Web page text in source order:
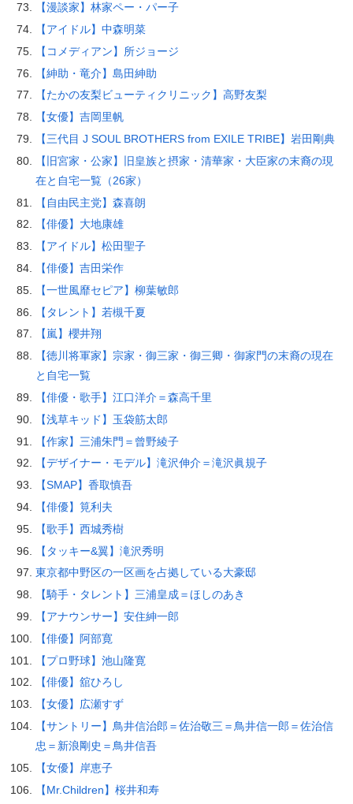
【漫談家】林家ペー・パー子
【アイドル】中森明菜
【コメディアン】所ジョージ
【紳助・竜介】島田紳助
【たかの友梨ビューティクリニック】高野友梨
【女優】吉岡里帆
【三代目 J SOUL BROTHERS from EXILE TRIBE】岩田剛典
【旧宮家・公家】旧皇族と摂家・清華家・大臣家の末裔の現
在と自宅一覧（26家）
【自由民主党】森喜朗
【俳優】大地康雄
【アイドル】松田聖子
【俳優】吉田栄作
【一世風靡セピア】柳葉敏郎
【タレント】若槻千夏
【嵐】櫻井翔
【徳川将軍家】宗家・御三家・御三卿・御家門の末裔の現在
と自宅一覧
【俳優・歌手】江口洋介＝森高千里
【浅草キッド】玉袋筋太郎
【作家】三浦朱門＝曾野綾子
【デザイナー・モデル】滝沢伸介＝滝沢眞規子
【SMAP】香取慎吾
【俳優】筧利夫
【歌手】西城秀樹
【タッキー&翼】滝沢秀明
東京都中野区の一区画を占拠している大豪邸
【騎手・タレント】三浦皇成＝ほしのあき
【アナウンサー】安住紳一郎
【俳優】阿部寛
【プロ野球】池山隆寛
【俳優】舘ひろし
【女優】広瀬すず
【サントリー】鳥井信治郎＝佐治敬三＝鳥井信一郎＝佐治信
忠＝新浪剛史＝鳥井信吾
【女優】岸恵子
【Mr.Children】桜井和寿